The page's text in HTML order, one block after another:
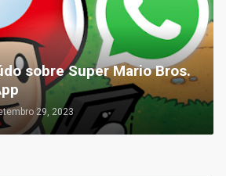
sobre Super Mario Bros.
29, 2023